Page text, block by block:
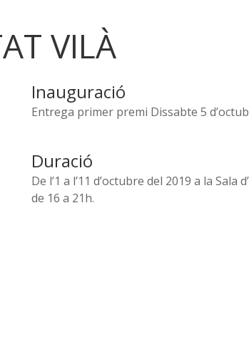
VILÀ
Inauguració
Entrega primer premi Dissabte 5
Duració
De l’1 a l’11 d’octubre del 2019 a la Sala
de 16 a 21h.